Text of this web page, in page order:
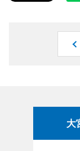
大